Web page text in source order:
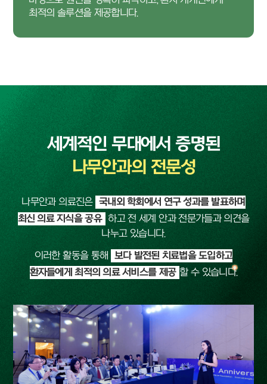
최적의 솔루션을 제공합니다.
세계적인 무대에서 증명된
나무안과의 전문성
나무안과 의료진은 국내외 학회에서 연구 성과를 발표하며
최신 의료 지식을 공유 하고 전 세계 안과 전문가들과 의견을
나누고 있습니다.
이러한 활동을 통해 보다 발전된 치료법을 도입하고
환자들에게 최적의 의료 서비스를 제공 할 수 있습니다.